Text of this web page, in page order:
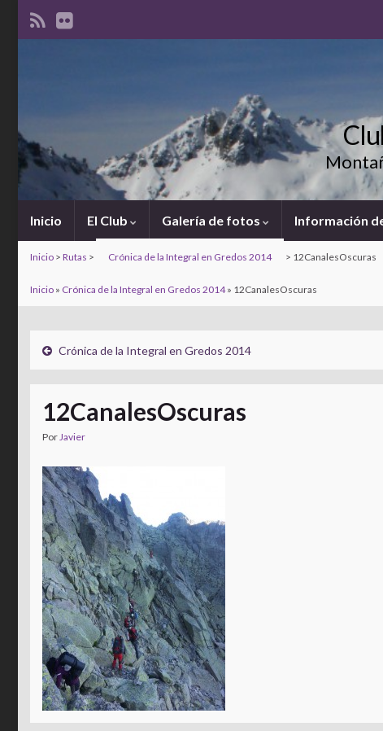
Inicio El Club Galería de fotos Información
Inicio > Rutas > Crónica de la Integral en Gredos 2014 > 12CanalesOscuras
Inicio » Crónica de la Integral en Gredos 2014» 12CanalesOscuras
Crónica de la Integral en Gredos 2014
12CanalesOscuras
PorJavier